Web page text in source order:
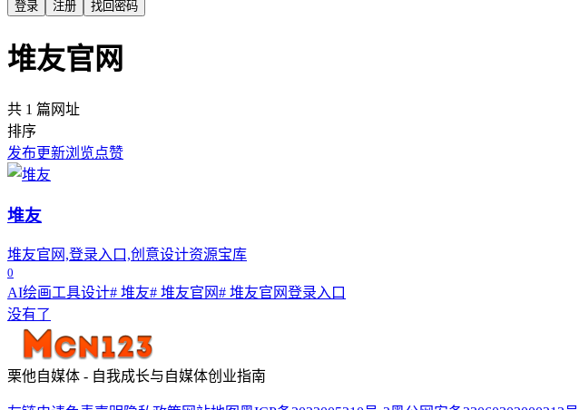
登录 注册 找回密码
堆友官网
共 1 篇网址
排序
发布更新浏览点赞
堆友
堆友官网,登录入口,创意设计资源宝库
0
AI绘画工具设计# 堆友# 堆友官网# 堆友官网登录入口
没有了
栗他自媒体 - 自我成长与自媒体创业指南